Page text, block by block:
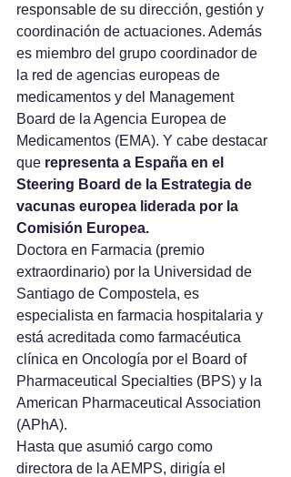
responsable de su dirección, gestión y
coordinación de actuaciones. Además
es miembro del grupo coordinador de
la red de agencias europeas de
medicamentos y del Management
Board de la Agencia Europea de
Medicamentos (EMA). Y cabe destacar
que representa a España en el
Steering Board de la Estrategia de
vacunas europea liderada por la
Comisión Europea.
Doctora en Farmacia (premio
extraordinario) por la Universidad de
Santiago de Compostela, es
especialista en farmacia hospitalaria y
está acreditada como farmacéutica
clínica en Oncología por el Board of
Pharmaceutical Specialties (BPS) y la
American Pharmaceutical Association
(APhA).
Hasta que asumió cargo como
directora de la AEMPS, dirigía el